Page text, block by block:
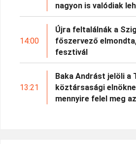
nagyon is valódiak
14:00
Újra feltalálnák a
főszervező
fesztivál
13:21
Baka Andrást jelöli a
köztársasági
mennyire felel meg